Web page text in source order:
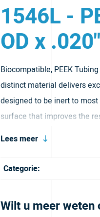
1546L -
OD x
Biocompatible, PEEK
distinct material delivers
designed to be inert to
surface that improves the
Lees meer
Categorie:
Wilt u meer